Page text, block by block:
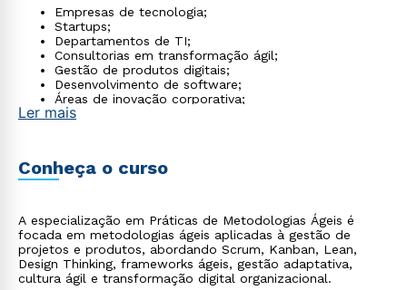
Empresas de tecnologia;
Startups;
Departamentos de TI;
Consultorias em transformação ágil;
Gestão de produtos digitais;
Desenvolvimento de software;
Áreas de inovação corporativa;
Squads ágeis.
Ler mais
Conheça o curso
A especialização em Práticas de Metodologias Ágeis é
focada em metodologias ágeis aplicadas à gestão de
projetos e produtos, abordando Scrum, Kanban, Lean,
Design Thinking, frameworks ágeis, gestão adaptativa,
cultura ágil e transformação digital organizacional.